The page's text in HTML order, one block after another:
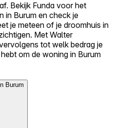
Bekijk Funda voor het
in Burum en check je
je meteen of je droomhuis in
Met Walter
tot welk bedrag je
om de woning in Burum
Burum